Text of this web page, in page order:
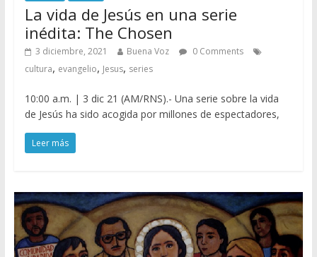
La vida de Jesús en una serie
inédita: The Chosen
3 diciembre, 2021 Buena Voz
0 Comments
cultura, evangelio, Jesus, series
10:00 a.m. | 3 dic 21 (AM/RNS).- Una serie sobre la vida
de Jesús ha sido acogida por millones de espectadores,
Leer más